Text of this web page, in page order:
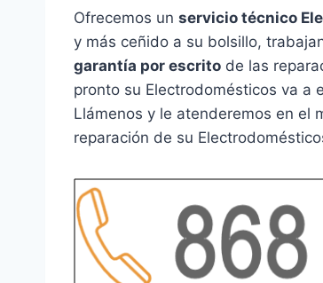
Ofrecemos un servicio técnico
y más ceñido a su bolsillo,
garantía por escrito de las
pronto su Electrodomésticos va a
Llámenos y le atenderemos en el
reparación de su